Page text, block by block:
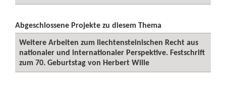
Abgeschlossene Projekte zu diesem Thema
Weitere Arbeiten zum liechtensteinischen Recht aus
nationaler und internationaler Perspektive. Festschrift
zum 70. Geburtstag von Herbert Wille